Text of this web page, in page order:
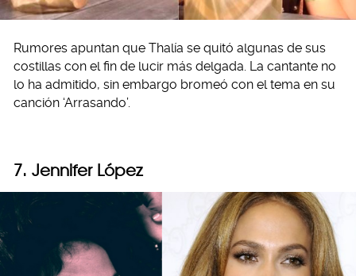
Rumores apuntan que Thalía se quitó algunas de sus
costillas con el fin de lucir más delgada. La cantante no
lo ha admitido, sin embargo bromeó con el tema en su
canción ‘Arrasando’.
7. Jennifer López